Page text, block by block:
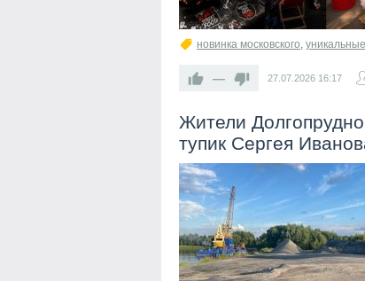
новинка московского,
— 27.07.2026 16:17
Жители
тупик Сергея